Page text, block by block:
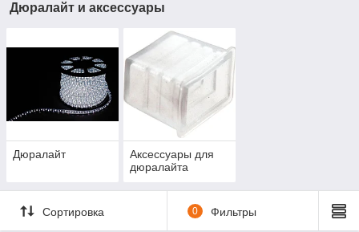
Дюралайт и аксессуары
Дюралайт
Аксессуары для
дюралайта
Сортировка 0 Фильтры